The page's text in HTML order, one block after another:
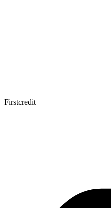
Firstcredit